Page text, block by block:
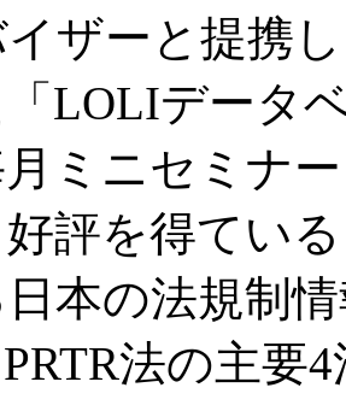
ザーと提携
LOLIデータ
ミニセミナ
評を得てい
本の法規制
法の主要